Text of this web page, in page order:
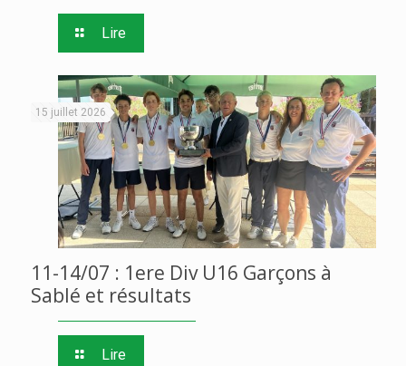
Lire
15 juillet 2026
11-14/07 : 1ere Div U16 Garçons à
Sablé et résultats
Lire